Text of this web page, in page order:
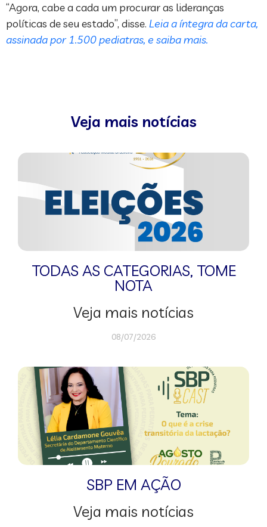
“Agora, cabe a cada um procurar as lideranças
políticas de seu estado”, disse. Leia a íntegra da carta,
assinada por 1.500 pediatras, e saiba mais.
Veja mais notícias
TODAS AS CATEGORIAS, TOME
NOTA
Veja mais notícias
08/07/2026
SBP EM AÇÃO
Veja mais notícias